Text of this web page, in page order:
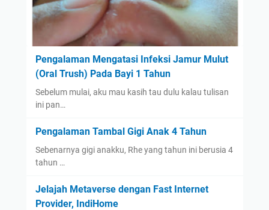
Pengalaman Mengatasi Infeksi Jamur Mulut
(Oral Trush) Pada Bayi 1 Tahun
Sebelum mulai, aku mau kasih tau dulu kalau tulisan
ini pan…
Pengalaman Tambal Gigi Anak 4 Tahun
Sebenarnya gigi anakku, Rhe yang tahun ini berusia 4
tahun …
Jelajah Metaverse dengan Fast Internet
Provider, IndiHome